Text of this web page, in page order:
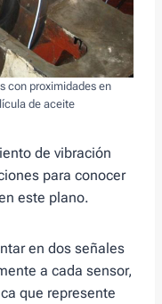
con proximidades en
de aceite
de vibración
para conocer
este plano.
en dos señales
a cada sensor,
que represente